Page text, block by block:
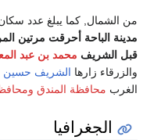
من الشمال, كما يبلغ عدد سكان مدينة
قبل الشريف محمد بن عبد
والزرقاء زارها الشريف حسين
الغرب محافظة المندق
الجغرافيا